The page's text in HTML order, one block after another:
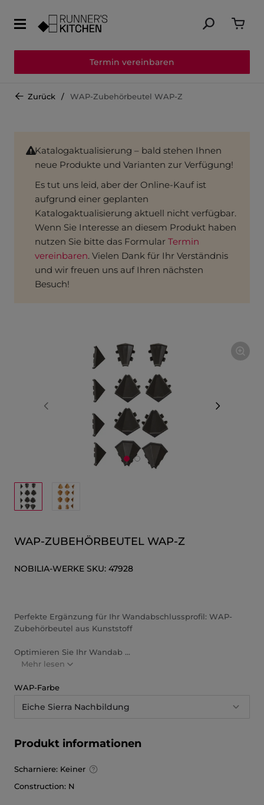
Termin vereinbaren
Zurück WAP-Zubehörbeutel WAP-Z
Katalogaktualisierung – bald stehen Ihnen
neue Produkte und Varianten zur Verfügung!
Es tut uns leid, aber der Online-Kauf ist
aufgrund einer geplanten
Katalogaktualisierung aktuell nicht verfügbar.
Wenn Sie Interesse an diesem Produkt haben
nutzen Sie bitte das Formular Termin
vereinbaren. Vielen Dank für Ihr Verständnis
und wir freuen uns auf Ihren nächsten
Besuch!
WAP-ZUBEHÖRBEUTEL WAP-Z
NOBILIA-WERKE SKU: 47928
Perfekte Ergänzung für Ihr Wandabschlussprofil: WAP-
Zubehörbeutel aus Kunststoff
Optimieren Sie Ihr Wandab ...
Mehr lesen
WAP-Farbe
Eiche Sierra Nachbildung
Produkt informationen
Scharniere: Keiner
Construction: N